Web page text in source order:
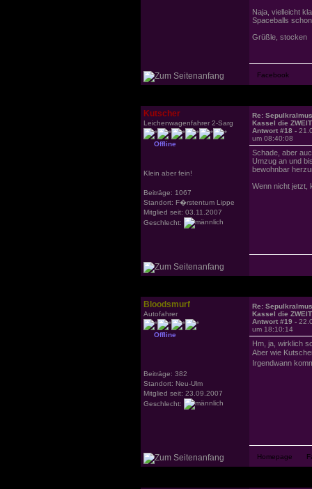
Naja, vielleicht
Spaceballs
Grüßle, stocken
Kutscher
Leichenwagenfahrer 2-Sarg
Offline
Klein aber fein!
Beiträge: 1067
Standort: F�rstentum Lippe
Mitglied seit: 03.11.2007
Geschlecht:
Re:
Kassel die
Antwort #18 -
um 08:40:08
Schade, aber
Umzug an und
bewohnbar
Wenn nicht jetzt,
Bloodsmurf
Autofahrer
Offline
Beiträge: 382
Standort: Neu-Ulm
Mitglied seit: 23.09.2007
Geschlecht:
Re:
Kassel die
Antwort #19 -
um 18:10:14
Hm, ja, wirklich
Aber wie
Irgendwann